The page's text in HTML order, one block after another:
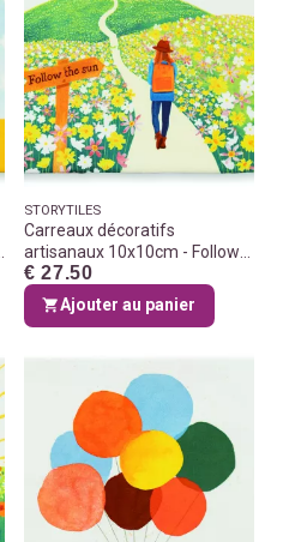
STORYTILES
Carreaux décoratifs
artisanaux 10x10cm - Follow
the sun
€ 27.50
Ajouter au panier